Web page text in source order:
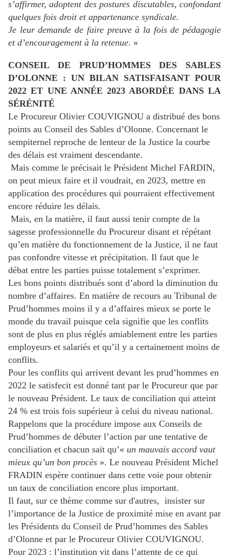
s’affirmer, adoptent des postures discutables, confondant
quelques fois droit et appartenance syndicale.
Je leur demande de faire preuve à la fois de pédagogie
et d’encouragement à la retenue. »
CONSEIL DE PRUD’HOMMES DES SABLES
D’OLONNE : UN BILAN SATISFAISANT POUR
2022 ET UNE ANNÉE 2023 ABORDÉE DANS LA
SÉRÉNITÉ
Le Procureur Olivier COUVIGNOU a distribué des bons
points au Conseil des Sables d’Olonne. Concernant le
sempiternel reproche de lenteur de la Justice la courbe
des délais est vraiment descendante.
Mais comme le précisait le Président Michel FARDIN,
on peut mieux faire et il voudrait, en 2023, mettre en
application des procédures qui pourraient effectivement
encore réduire les délais.
Mais, en la matière, il faut aussi tenir compte de la
sagesse professionnelle du Procureur disant et répétant
qu’en matière du fonctionnement de la Justice, il ne faut
pas confondre vitesse et précipitation. Il faut que le
débat entre les parties puisse totalement s’exprimer.
Les bons points distribués sont d’abord la diminution du
nombre d’affaires. En matière de recours au Tribunal de
Prud’hommes moins il y a d’affaires mieux se porte le
monde du travail puisque cela signifie que les conflits
sont de plus en plus réglés amiablement entre les parties
employeurs et salariés et qu’il y a certainement moins de
conflits.
Pour les conflits qui arrivent devant les prud’hommes en
2022 le satisfecit est donné tant par le Procureur que par
le nouveau Président. Le taux de conciliation qui atteint
24 % est trois fois supérieur à celui du niveau national.
Rappelons que la procédure impose aux Conseils de
Prud’hommes de débuter l’action par une tentative de
conciliation et chacun sait qu’« un mauvais accord vaut
mieux qu’un bon procès ». Le nouveau Président Michel
FRADIN espère continuer dans cette voie pour obtenir
un taux de conciliation encore plus important.
Il faut, sur ce thème comme sur d'autres, insister sur
l’importance de la Justice de proximité mise en avant par
les Présidents du Conseil de Prud’hommes des Sables
d’Olonne et par le Procureur Olivier COUVIGNOU.
Pour 2023 : l’institution vit dans l’attente de ce qui